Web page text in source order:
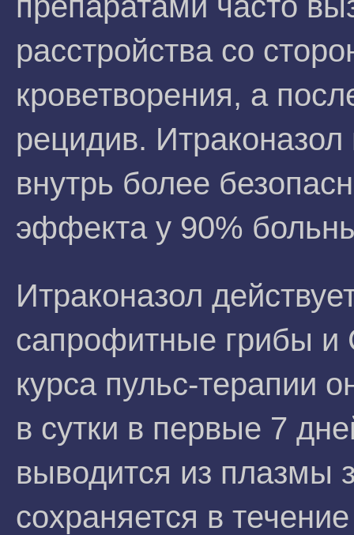
расстройства со
кроветворения, а
рецидив.
внутрь более
эффекта у 90%
Итраконазол
сапрофитные грибы и
курса пульс-терапии
в сутки в первые 7
выводится из плазмы
сохраняется в